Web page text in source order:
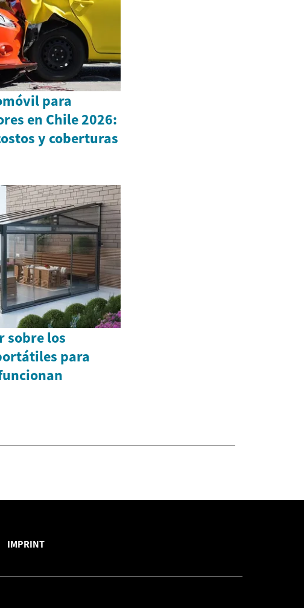
para
en Chile 2026:
y coberturas
sobre los
para
IMPRINT